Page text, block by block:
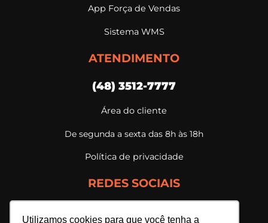
Utilizamos cookies para que você tenha a
App Força de Vendas
Sistema WMS
ATENDIMENTO
(48) 3512-7777
Área do cliente
De segunda a sexta das 8h às 18h
Política de privacidade
REDES SOCIAIS